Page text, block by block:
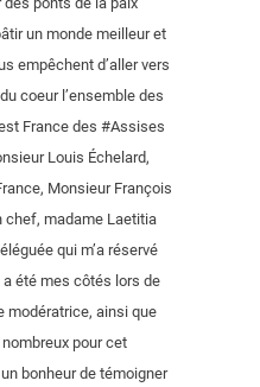
un monde meilleur et
empêchent d’aller vers
coeur l’ensemble des
France des #Assises
Louis Échelard,
Monsieur François
chef, madame Laetitia
qui m’a réservé
été mes côtés lors de
modératrice, ainsi que
pour cet
bonheur de témoigner